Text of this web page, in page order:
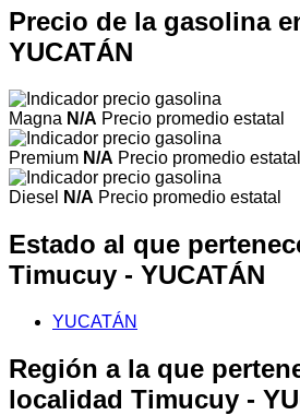
Precio de la gasolina
YUCATÁN
Magna N/A Precio promedio estatal
Premium N/A Precio promedio estatal
Diesel N/A Precio promedio estatal
Estado al que
Timucuy - YUCATÁN
YUCATÁN
Región a la que
localidad Timucuy -